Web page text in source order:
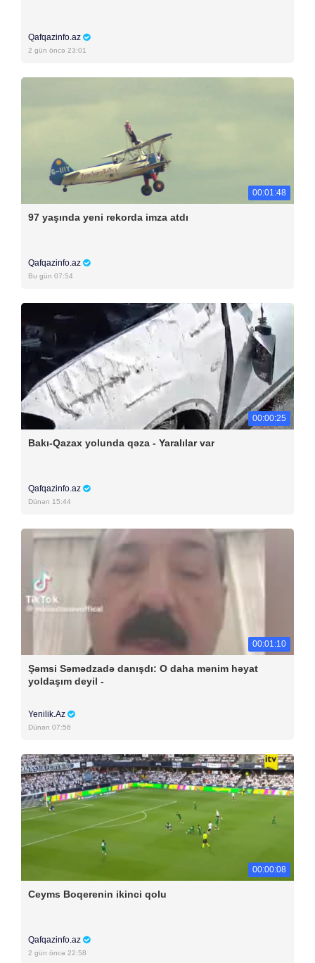
Qafqazinfo.az
2 gün öncə 23:01
00:01:48
97 yaşında yeni rekorda imza atdı
Qafqazinfo.az
Bu gün 07:54
00:00:25
Bakı-Qazax yolunda qəza - Yaralılar var
Qafqazinfo.az
Dünən 15:44
00:01:10
Şəmsi Səmədzadə danışdı: O daha mənim həyat
yoldaşım deyil -
Yenilik.Az
Dünən 07:56
00:00:08
Ceyms Boqerenin ikinci qolu
Qafqazinfo.az
2 gün öncə 22:58